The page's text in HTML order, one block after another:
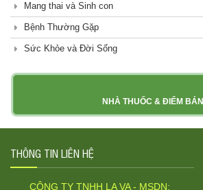
Mang thai và Sinh con
Bệnh Thường Gặp
Sức Khỏe và Đời Sống
NHÀ THUỐC & ĐIỂM BÁN
THÔNG TIN LIÊN HỆ
CÔNG TY TNHH LA VA - MSDN: